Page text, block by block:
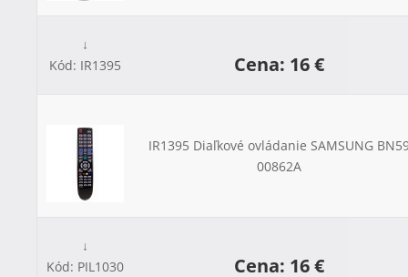
↓
Kód: IR1395
Cena: 16 €
IR1395 Diaľkové ovládanie SAMSUNG
00862A
↓
Kód: PIL1030
Cena: 16 €